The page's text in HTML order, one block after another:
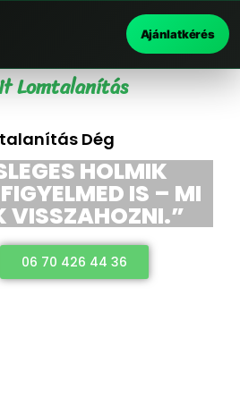
Ajánlatkérés
Lomtalanítás
Dég
HOLMIK
IS – MI
VISSZAHOZNI.”
06 70 426 44 36